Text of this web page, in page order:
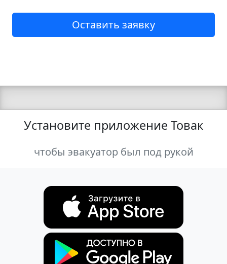
Оставить заявку
Установите приложение Товак
чтобы эвакуатор был под рукой